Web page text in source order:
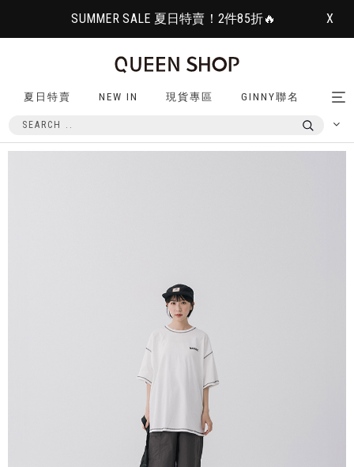
SUMMER SALE 夏日特賣！2件85折🔥 X
夏日特賣 NEW IN 現貨專區 GINNY聯名